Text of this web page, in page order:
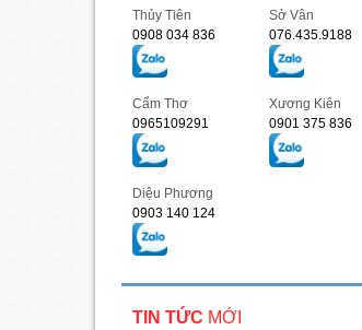
Thủy Tiên
0908 034 836
Sở Vân
076.435.9188
Cẩm Thơ
0965109291
Xương Kiên
0901 375 836
Diệu Phương
0903 140 124
TIN TỨC MỚI